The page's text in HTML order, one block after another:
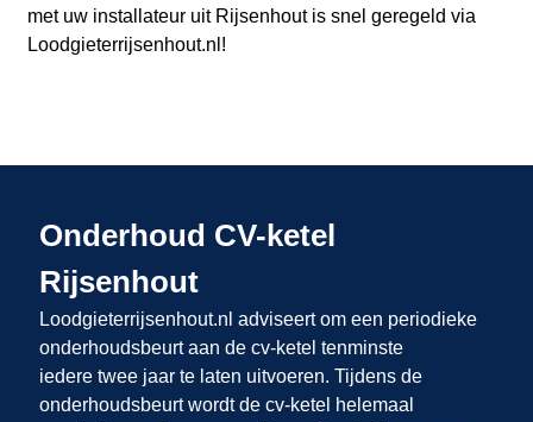
met uw installateur uit Rijsenhout is snel geregeld via
Loodgieterrijsenhout.nl !
Onderhoud CV-ketel
Rijsenhout
Loodgieterrijsenhout.nl adviseert om een periodieke
onderhoudsbeurt aan de cv-ketel tenminste
iedere twee jaar te laten uitvoeren. Tijdens de
onderhoudsbeurt wordt de cv-ketel helemaal